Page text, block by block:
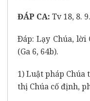
ĐÁP CA: Tv 18, 8.
Ðáp: Lạy Chúa, lời
(Ga 6, 64b).
1) Luật pháp
thị Chúa cố định,